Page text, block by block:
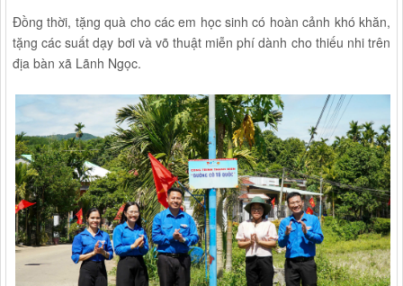
Đồng thời, tặng quà cho các em học sinh có hoàn cảnh khó khăn,
tặng các suất dạy bơi và võ thuật miễn phí dành cho thiếu nhi trên
địa bàn xã Lãnh Ngọc.